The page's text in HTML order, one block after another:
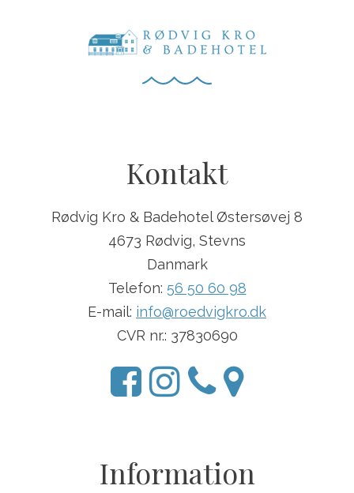
Kontakt
Rødvig Kro & Badehotel Østersøvej 8
4673 Rødvig, Stevns
Danmark
Telefon: 56 50 60 98
E-mail: info@roedvigkro.dk
CVR nr.: 37830690
Information